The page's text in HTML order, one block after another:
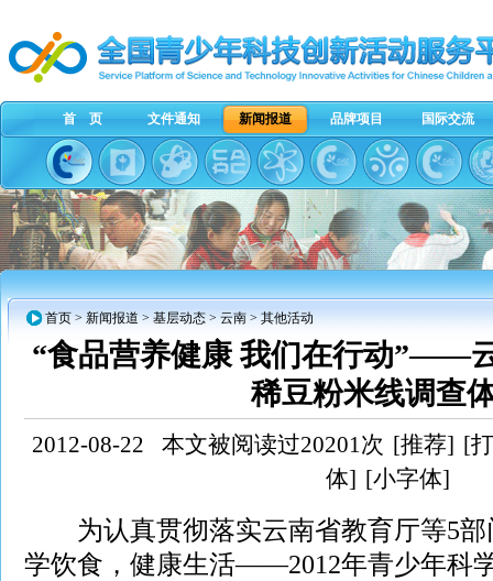
首 页 文件通知 新闻报道 品牌项目 国际交流
首页 > 新闻报道 > 基层动态 > 云南 > 其他活动
“食品营养健康 我们在行动”——
稀豆粉米线调查
2012-08-22 本文被阅读过20201次 [推荐] [
体] [小字体]
为认真贯彻落实云南省教育厅等5部
学饮食，健康生活——2012年青少年科